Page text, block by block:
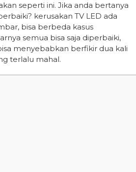
seperti ini. Jika anda bertanya
kerusakan TV LED ada
bisa berbeda kasus
semua bisa saja diperbaiki,
menyebabkan berfikir dua kali
terlalu mahal.